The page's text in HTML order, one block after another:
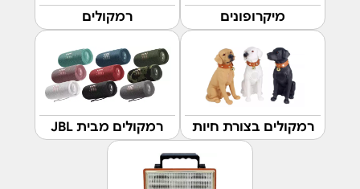
מיקרופונים רמקולים
רמקולים בצורת חיות רמקולים מבית JBL